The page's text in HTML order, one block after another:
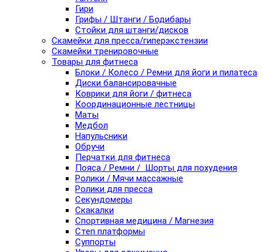
Гири
Грифы / Штанги / Бодибары
Стойки для штанги/дисков
Скамейки для пресса/гиперэкстензии
Скамейки тренировочные
Товары для фитнеса
Блоки / Колесо / Ремни для йоги и пилатеса
Диски балансировачные
Коврики для йоги / фитнеса
Координационные лестницы
Маты
Медбол
Напульсники
Обручи
Перчатки для фитнеса
Пояса / Ремни / Шорты для похудения
Ролики / Мячи массажные
Ролики для пресса
Секундомеры
Скакалки
Спортивная медицина / Магнезия
Степ платформы
Суппорты